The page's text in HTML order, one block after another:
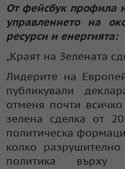
От фейсбук профила
управлението на
ресурси и енергията:
„Краят на Зелената
Лидерите на
публикували
отменя почти
зелена сделка от
политическа
колко
политика върху